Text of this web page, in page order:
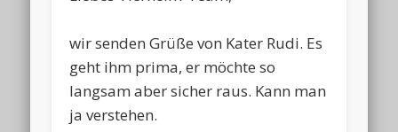
wir senden Grüße von Kater Rudi. Es
geht ihm prima, er möchte so
langsam aber sicher raus. Kann man
ja verstehen.